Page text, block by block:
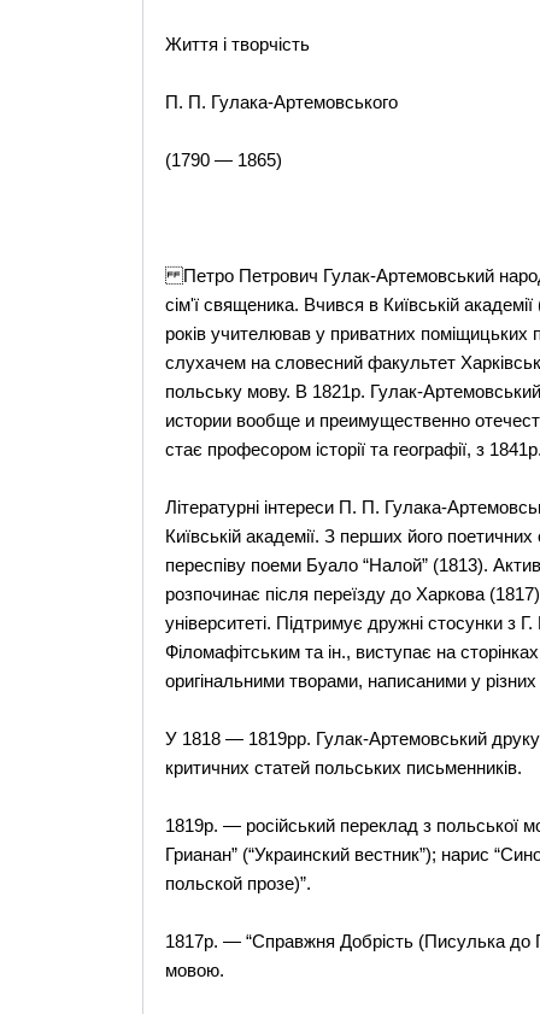
Життя і творчість
П. П. Гулака-Артемовського
(1790 — 1865)
Петро Петрович Гулак-Артемовський
сім'ї священика. Вчився в Київській
років учителював у приватних поміщицьких
слухачем на словесний факультет
польську мову. В 1821р. Гулак-
истории вообще и преимущественно
стає професором історії та географії, з
Літературні інтереси П. П. Гулака-
Київській академії. З перших його
переспіву поеми Буало “Налой” (1813).
розпочинає після переїзду до Харкова
університеті. Підтримує дружні стосунки з
Філомафітським та ін., виступає на
оригінальними творами, написаними у
У 1818 — 1819pp. Гулак-Артемовський
критичних статей польських письменників.
1819р. — російський переклад з польської
Грианан” (“Украинский вестник”); нарис
польской прозе)”.
1817р. — “Справжня Добрість (Писулька до
мовою.